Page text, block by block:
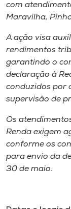
Museu
Unoesc
Store
o idioma
A-
com
Maravilha,
A ação visa
rendimentos
garantindo o
declaração à
conduzidos por
supervisão de
Os
Renda exigem
conforme os
para envio da
30 de maio.